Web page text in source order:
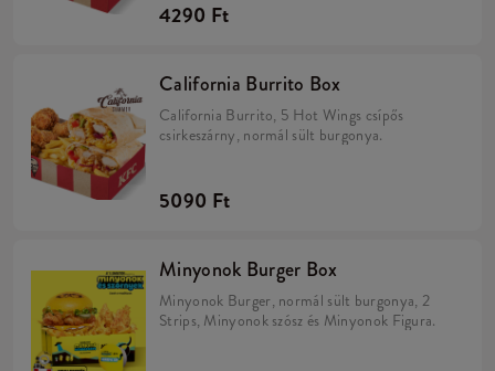
4290 Ft
California Burrito Box
California Burrito, 5 Hot Wings csípős
csirkeszárny, normál sült burgonya.
5090 Ft
Minyonok Burger Box
Minyonok Burger, normál sült burgonya, 2
Strips, Minyonok szósz és Minyonok Figura.